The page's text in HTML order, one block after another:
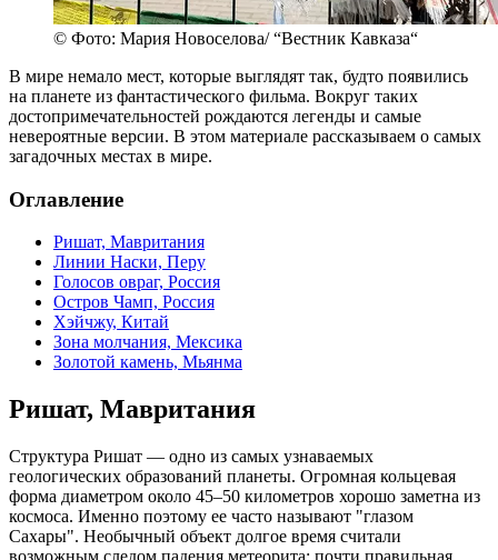
© Фото: Мария Новоселова/ “Вестник Кавказа“
В мире немало мест, которые выглядят так, будто появились
на планете из фантастического фильма. Вокруг таких
достопримечательностей рождаются легенды и самые
невероятные версии. В этом материале рассказываем о самых
загадочных местах в мире.
Оглавление
Ришат, Мавритания
Линии Наски, Перу
Голосов овраг, Россия
Остров Чамп, Россия
Хэйчжу, Китай
Зона молчания, Мексика
Золотой камень, Мьянма
Ришат, Мавритания
Структура Ришат — одно из самых узнаваемых
геологических образований планеты. Огромная кольцевая
форма диаметром около 45–50 километров хорошо заметна из
космоса. Именно поэтому ее часто называют "глазом
Сахары". Необычный объект долгое время считали